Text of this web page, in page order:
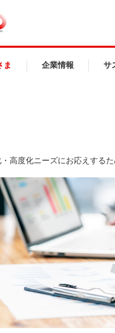
ま 企業情報 サ
高度化ニーズにお応えする